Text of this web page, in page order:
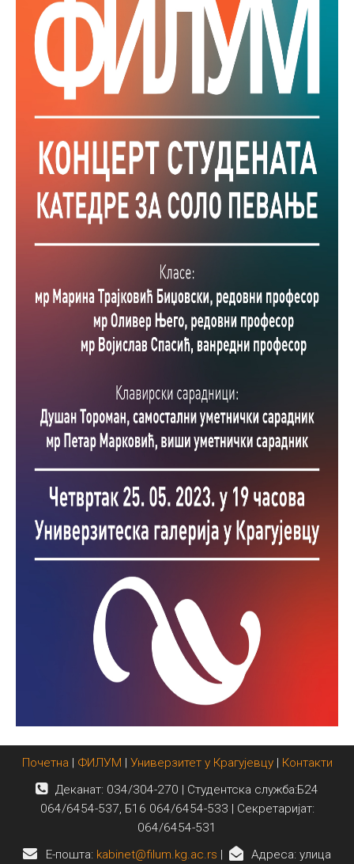
Почетна | ФИЛУМ | Универзитет у Крагујевцу| Контакти
Деканат: 034/304-270 | Студентска служба:Б24
064/6454-537, Б16 064/6454-533 | Секретаријат:
064/6454-531
E-пошта: kabinet@filum.kg.ac.rs | Адреса: улица